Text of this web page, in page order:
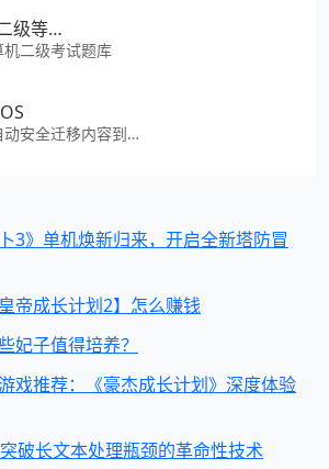
计算机二级等考宝典
二级考试题库
从安卓自动安全迁移内容到iOS
3》单机焕新归来，开启全新塔防冒
帝成长计划2】怎么赚钱
妃子值得培养？
戏推荐：《豪杰成长计划》深度体验
破长文本处理瓶颈的革命性技术